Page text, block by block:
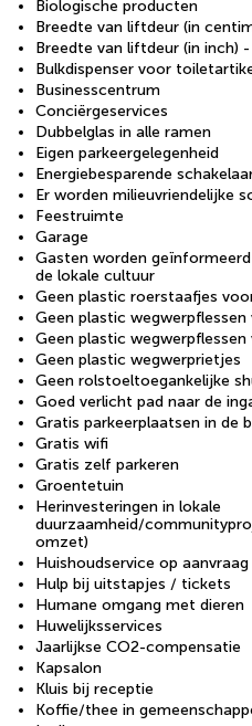
Biologische producten
Breedte van liftdeur (in
Breedte van liftdeur (in inch)
Bulkdispenser voor
Businesscentrum
Conciërgeservices
Dubbelglas in alle ramen
Eigen parkeergelegenheid
Energiebesparende
Er worden milieuvriendelijke
Feestruimte
Garage
Gasten worden
de lokale cultuur
Geen plastic roerstaafjes
Geen plastic
Geen plastic
Geen plastic wegwerprietjes
Geen rolstoeltoegankelijke
Goed verlicht pad naar de
Gratis parkeerplaatsen in de
Gratis wifi
Gratis zelf parkeren
Groentetuin
Herinvesteringen in lokale
duurzaamheid/
omzet)
Huishoudservice op aanvraag
Hulp bij uitstapjes / tickets
Humane omgang met dieren
Huwelijksservices
Jaarlijkse CO2-compensatie
Kapsalon
Kluis bij receptie
Koffie/thee in